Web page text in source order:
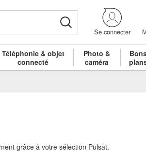
Se connecter
Téléphonie & objet
connecté
Photo &
caméra
grâce à votre sélection Pulsat.